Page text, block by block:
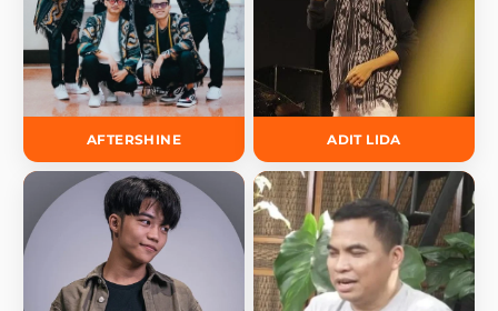
AFTERSHINE ADIT LIDA